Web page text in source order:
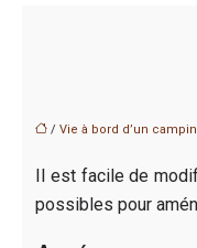
/ Vie à bord d’un
Il est facile de
possibles pour